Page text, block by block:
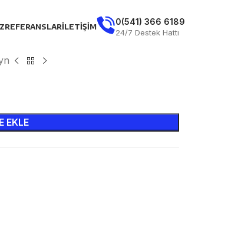
REFERANSLARİLETIŞIM 0(541) 366 6189
24/7 Destek Hattı
EKLE